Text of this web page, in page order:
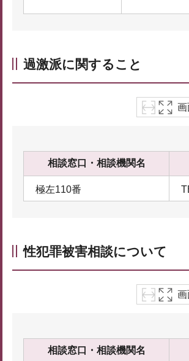
過激派に関すること
画
相談窓口・相談機関名
極左110番
性犯罪被害相談について
画
相談窓口・相談機関名